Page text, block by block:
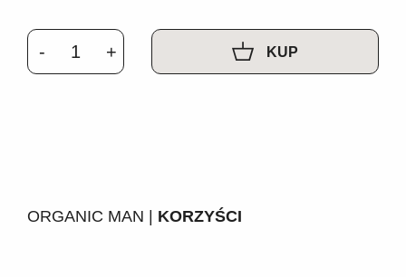
KUP
ORGANIC MAN | KORZYŚCI